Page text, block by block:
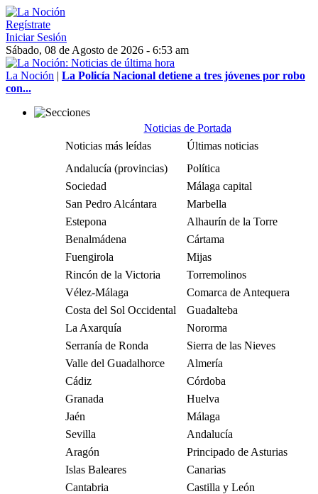
Regístrate
Iniciar Sesión
Sábado, 08 de Agosto de 2026 - 6:53 am
La Noción | La Policía Nacional detiene a tres jóvenes por robo
con...
Noticias de Portada
Noticias más leídas
Últimas noticias
Andalucía (provincias)
Política
Sociedad
Málaga capital
San Pedro Alcántara
Marbella
Estepona
Alhaurín de la Torre
Benalmádena
Cártama
Fuengirola
Mijas
Rincón de la Victoria
Torremolinos
Vélez-Málaga
Comarca de Antequera
Costa del Sol Occidental
Guadalteba
La Axarquía
Nororma
Serranía de Ronda
Sierra de las Nieves
Valle del Guadalhorce
Almería
Cádiz
Córdoba
Granada
Huelva
Jaén
Málaga
Sevilla
Andalucía
Aragón
Principado de Asturias
Islas Baleares
Canarias
Cantabria
Castilla y León